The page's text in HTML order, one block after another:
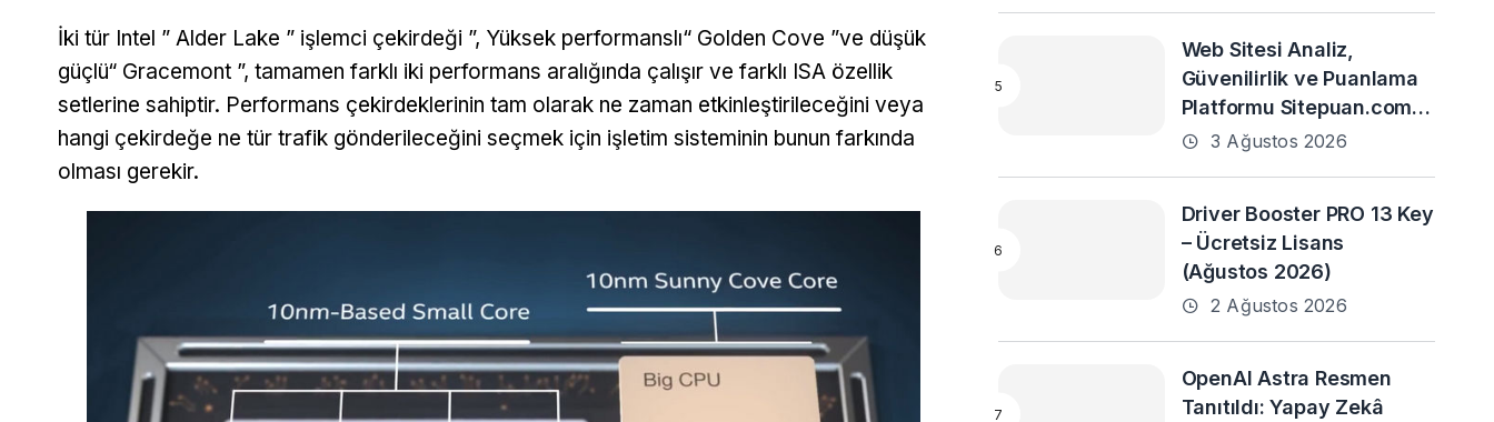
İki tür Intel ” Alder Lake ” işlemci çekirdeği ”, Yüksek performanslı“ Golden Cove ”ve düşük
güçlü“ Gracemont ”, tamamen farklı iki performans aralığında çalışır ve farklı ISA özellik
setlerine sahiptir. Performans çekirdeklerinin tam olarak ne zaman etkinleştirileceğini veya
hangi çekirdeğe ne tür trafik gönderileceğini seçmek için işletim sisteminin bunun farkında
olması gerekir.
Web Sitesi Analiz,
Güvenilirlik ve Puanlama
Platformu Sitepuan.com
Yayın Hayatına Başladı
3 Ağustos 2026
Driver Booster PRO 13 Key
– Ücretsiz Lisans
(Ağustos 2026)
2 Ağustos 2026
OpenAI Astra Resmen
Tanıtıldı: Yapay Zekâ